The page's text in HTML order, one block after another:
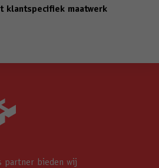
klantspecifiek maatwerk
partner bieden wij